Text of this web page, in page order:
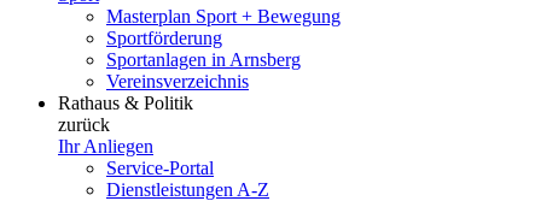
Masterplan Sport + Bewegung
Sportförderung
Sportanlagen in Arnsberg
Vereinsverzeichnis
Rathaus & Politik
zurück
Ihr Anliegen
Service-Portal
Dienstleistungen A-Z